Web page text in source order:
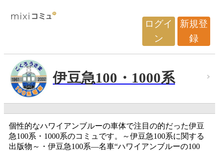
ログイ
ン
新規登
録
伊豆急100・1000系
個性的なハワイアンブルーの車体で注目の的だった伊豆
急100系・1000系のコミュです。～伊豆急100系に関する
出版物～・伊豆急100系―名車“ハワイアンブルーの100